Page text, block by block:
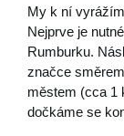
My k ní
Nejprve je
Rumburku.
značce
městem (cca 1
dočkáme se